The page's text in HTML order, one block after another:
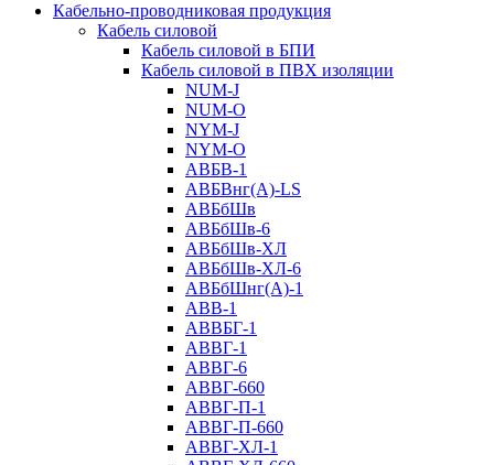
Кабельно-проводниковая продукция
Кабель силовой
Кабель силовой в БПИ
Кабель силовой в ПВХ изоляции
NUM-J
NUM-O
NYM-J
NYM-O
АВБВ-1
АВБВнг(А)-LS
АВБбШв
АВБбШв-6
АВБбШв-ХЛ
АВБбШв-ХЛ-6
АВБбШнг(А)-1
АВВ-1
АВВБГ-1
АВВГ-1
АВВГ-6
АВВГ-660
АВВГ-П-1
АВВГ-П-660
АВВГ-ХЛ-1